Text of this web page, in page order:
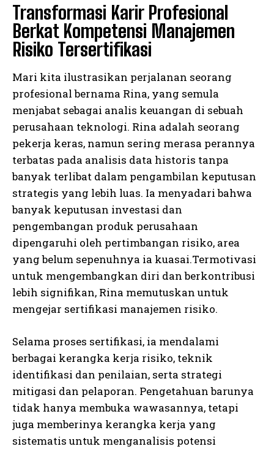
Transformasi Karir Profesional
Berkat Kompetensi Manajemen
Risiko Tersertifikasi
Mari kita ilustrasikan perjalanan seorang
profesional bernama Rina, yang semula
menjabat sebagai analis keuangan di sebuah
perusahaan teknologi. Rina adalah seorang
pekerja keras, namun sering merasa perannya
terbatas pada analisis data historis tanpa
banyak terlibat dalam pengambilan keputusan
strategis yang lebih luas. Ia menyadari bahwa
banyak keputusan investasi dan
pengembangan produk perusahaan
dipengaruhi oleh pertimbangan risiko, area
yang belum sepenuhnya ia kuasai.Termotivasi
untuk mengembangkan diri dan berkontribusi
lebih signifikan, Rina memutuskan untuk
mengejar sertifikasi manajemen risiko.
Selama proses sertifikasi, ia mendalami
berbagai kerangka kerja risiko, teknik
identifikasi dan penilaian, serta strategi
mitigasi dan pelaporan. Pengetahuan barunya
tidak hanya membuka wawasannya, tetapi
juga memberinya kerangka kerja yang
sistematis untuk menganalisis potensi